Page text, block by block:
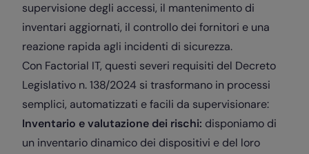
supervisione degli accessi, il mantenimento di
inventari aggiornati, il controllo dei fornitori e una
reazione rapida agli incidenti di sicurezza.
Con Factorial IT, questi severi requisiti del Decreto
Legislativo n. 138/2024 si trasformano in processi
semplici, automatizzati e facili da supervisionare:
Inventario e valutazione dei rischi: disponiamo di
un inventario dinamico dei dispositivi e del loro